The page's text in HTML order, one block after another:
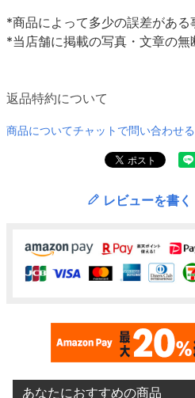
*商品によって多少の誤差がある
*当店舗に掲載の写真・文章の無
返品特約について
商品についてチャットで問い合わせる
レビューを書く
あなたにおすすめの商品